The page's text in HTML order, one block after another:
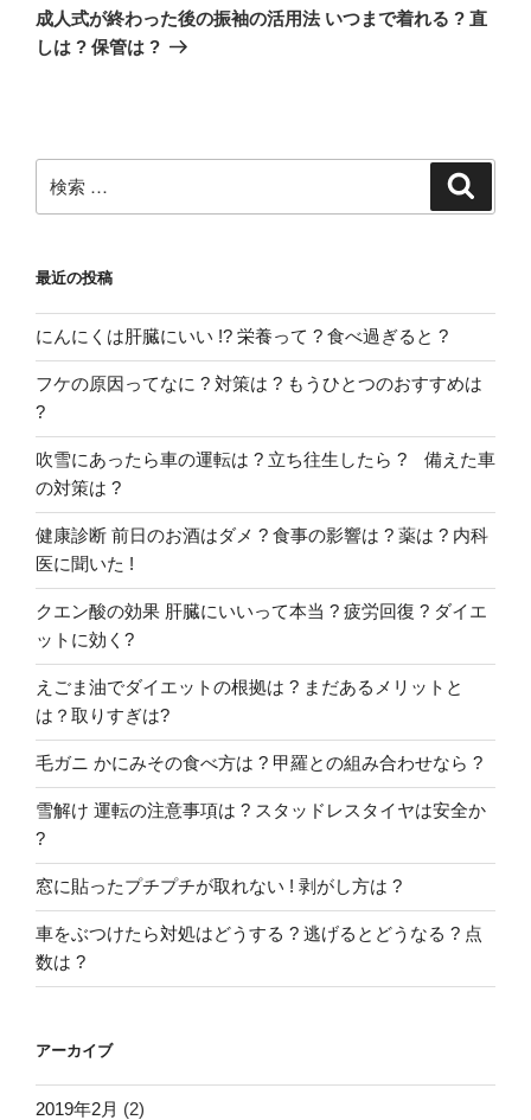
ー
シ
の
投
成人式が終わった後の振袖の活用法 いつまで着れる ? 直
しは ? 保管は ?
索:
最近の投稿
にんにくは肝臓にいい !? 栄養って ? 食べ過ぎると ?
フケの原因ってなに ? 対策は ? もうひとつのおすすめは
?
吹雪にあったら車の運転は ? 立ち往生したら ? 備えた車
の対策は ?
健康診断 前日のお酒はダメ ? 食事の影響は ? 薬は ? 内科
医に聞いた !
クエン酸の効果 肝臓にいいって本当 ? 疲労回復 ? ダイエ
ットに効く?
えごま油でダイエットの根拠は ? まだあるメリットと
は？取りすぎは?
毛ガニ かにみその食べ方は ? 甲羅との組み合わせなら ?
雪解け 運転の注意事項は ? スタッドレスタイヤは安全か
?
窓に貼ったプチプチが取れない ! 剥がし方は ?
車をぶつけたら対処はどうする ? 逃げるとどうなる ? 点
数は ?
アーカイブ
2019年2月 (2)